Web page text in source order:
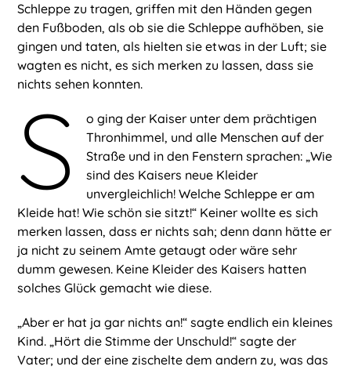
Schleppe zu tragen, griffen mit den Händen gegen
den Fußboden, als ob sie die Schleppe aufhöben, sie
gingen und taten, als hielten sie etwas in der Luft; sie
wagten es nicht, es sich merken zu lassen, dass sie
nichts sehen konnten.
S
o ging der Kaiser unter dem prächtigen
Thronhimmel, und alle Menschen auf der
Straße und in den Fenstern sprachen: „Wie
sind des Kaisers neue Kleider
unvergleichlich! Welche Schleppe er am
Kleide hat! Wie schön sie sitzt!“ Keiner wollte es sich
merken lassen, dass er nichts sah; denn dann hätte er
ja nicht zu seinem Amte getaugt oder wäre sehr
dumm gewesen. Keine Kleider des Kaisers hatten
solches Glück gemacht wie diese.
„Aber er hat ja gar nichts an!“ sagte endlich ein kleines
Kind. „Hört die Stimme der Unschuld!“ sagte der
Vater; und der eine zischelte dem andern zu, was das